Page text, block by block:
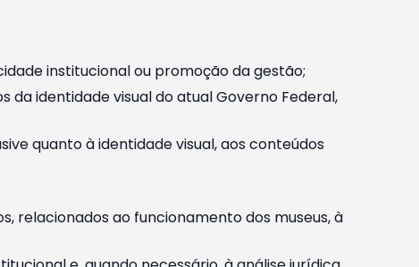
institucional ou promoção da gestão;
identidade visual do atual Governo Federal,
quanto à identidade visual, aos conteúdos
relacionados ao funcionamento dos museus, à